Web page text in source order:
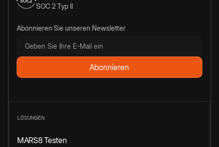
SOC 2 Typ II
Abonnieren Sie unseren Newsletter
LÖSUNGEN
MARS8 Testen